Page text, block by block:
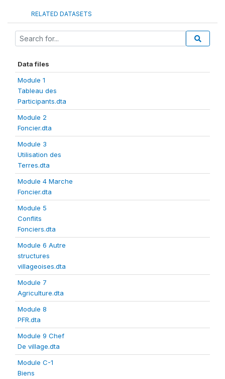
RELATED DATASETS
Data files
Module 1
Tableau des
Participants.dta
Module 2
Foncier.dta
Module 3
Utilisation des
Terres.dta
Module 4 Marche
Foncier.dta
Module 5
Conflits
Fonciers.dta
Module 6 Autre
structures
villageoises.dta
Module 7
Agriculture.dta
Module 8
PFR.dta
Module 9 Chef
De village.dta
Module C-1
Biens